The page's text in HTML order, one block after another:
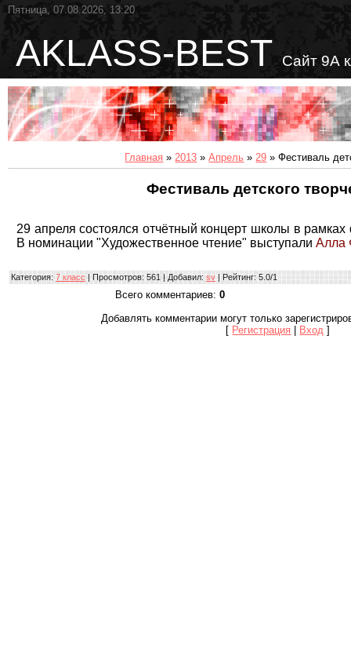
Пятница, 07.08.2026, 13:20
AKLASS-BEST Сайт 9А
Главная » 2013 » Апрель » 29 » Фестиваль
Фестиваль детского
29 апреля состоялся отчётный концерт школы в рамках
В номинации "Художественное чтение" выступали Алла
Категория: 7 класс | Просмотров: 561 | Добавил: sv | Рейтинг: 5.0/1
Всего комментариев: 0
Добавлять комментарии могут только
[ Регистрация Вход ]